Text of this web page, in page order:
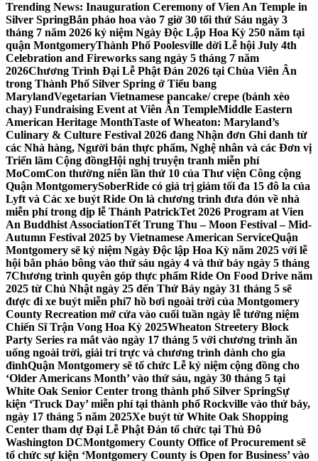
Trending News: Inauguration Ceremony of Vien An Temple in
Silver SpringBắn pháo hoa vào 7 giờ 30 tối thứ Sáu ngày 3
tháng 7 năm 2026 kỷ niệm Ngày Độc Lập Hoa Kỳ 250 năm tại
quận MontgomeryThành Phố Poolesville dời Lễ hội July 4th
Celebration and Fireworks sang ngày 5 tháng 7 năm
2026Chương Trình Đại Lễ Phật Đản 2026 tại Chùa Viên Ân
trong Thành Phố Silver Spring ở Tiểu bang
MarylandVegetarian Vietnamese pancake/ crepe (bánh xèo
chay) Fundraising Event at Viên Ân TempleMiddle Eastern
American Heritage MonthTaste of Wheaton: Maryland’s
Culinary & Culture Festival 2026 đang Nhận đơn Ghi danh từ
các Nhà hàng, Người bán thực phẩm, Nghệ nhân và các Đơn vị
Triển lãm Cộng đồngHội nghị truyện tranh miễn phí
MoComCon thường niên lần thứ 10 của Thư viện Công cộng
Quận MontgomerySoberRide có giá trị giảm tối đa 15 đô la của
Lyft và Các xe buýt Ride On là chương trình đưa đón về nhà
miễn phí trong dịp lễ Thánh PatrickTet 2026 Program at Vien
An Buddhist AssociationTết Trung Thu – Moon Festival – Mid-
Autumn Festival 2025 by Vietnamese American ServiceQuận
Montgomery sẽ kỷ niệm Ngày Độc lập Hoa Kỳ năm 2025 với lễ
hội bắn pháo bông vào thứ sáu ngày 4 và thứ bảy ngày 5 tháng
7Chương trình quyên góp thực phẩm Ride On Food Drive năm
2025 từ Chủ Nhật ngày 25 đến Thứ Bảy ngày 31 tháng 5 sẽ
được đi xe buýt miễn phí7 hồ bơi ngoài trời của Montgomery
County Recreation mở cửa vào cuối tuần ngày lễ tưởng niệm
Chiến Sĩ Trận Vong Hoa Kỳ 2025Wheaton Streetery Block
Party Series ra mắt vào ngày 17 tháng 5 với chương trình ăn
uống ngoài trời, giải trí trực và chương trình dành cho gia
đìnhQuận Montgomery sẽ tổ chức Lễ kỷ niệm cộng đồng cho
‘Older Americans Month’ vào thứ sáu, ngày 30 tháng 5 tại
White Oak Senior Center trong thành phố Silver SpringSự
kiện ‘Truck Day’ miễn phí tại thành phố Rockville vào thứ bảy,
ngày 17 tháng 5 năm 2025Xe buýt từ White Oak Shopping
Center tham dự Đại Lễ Phật Đản tổ chức tại Thủ Đô
Washington DCMontgomery County Office of Procurement sẽ
tổ chức sự kiện ‘Montgomery County is Open for Business’ vào